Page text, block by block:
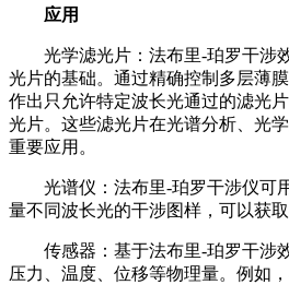
应用
光学滤光片：法布里-珀罗干涉
光片的基础。通过精确控制多层薄
作出只允许特定波长光通过的滤光
光片。这些滤光片在光谱分析、光
重要应用。
光谱仪：法布里-珀罗干涉仪可
量不同波长光的干涉图样，可以获
传感器：基于法布里-珀罗干涉
压力、温度、位移等物理量。例如